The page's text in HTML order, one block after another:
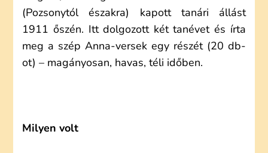
(Pozsonytól északra) kapott tanári állást
1911 őszén. Itt dolgozott két tanévet és írta
meg a szép Anna-versek egy részét (20 db-
ot) – magányosan, havas, téli időben.
Milyen volt